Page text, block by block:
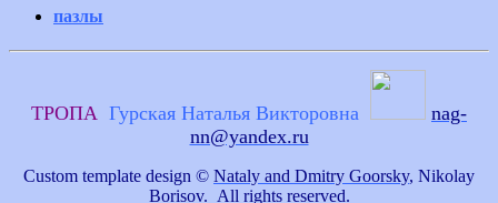
пазлы
ТРОПА Гурская Наталья Викторовна
nag-
nn@yandex.ru
Custom template design © Nataly and Dmitry Goorsky, Nikolay
Borisov. All rights reserved.